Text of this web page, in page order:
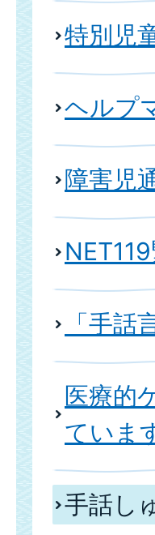
特別児
ヘルプ
障害児
「手
医療的
ていま
手話し